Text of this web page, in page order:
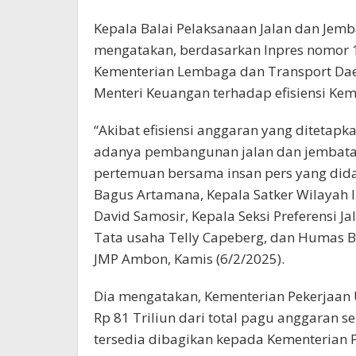
Kepala Balai Pelaksanaan Jalan dan
mengatakan, berdasarkan Inpres
Kementerian Lembaga dan Transport
Menteri Keuangan terhadap efisiensi
“Akibat efisiensi anggaran yang
adanya pembangunan jalan dan
pertemuan bersama insan pers yang
Bagus Artamana, Kepala Satker
David Samosir, Kepala Seksi Preferensi
Tata usaha Telly Capeberg, dan Humas
JMP Ambon, Kamis (6/2/2025).
Dia mengatakan, Kementerian
Rp 81 Triliun dari total pagu anggaran
tersedia dibagikan kepada Kementerian